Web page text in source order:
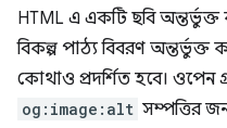
HTML এ একটি ছবি
বিকল্প পাঠ্য বিবরণ
কোথাও প্রদর্শিত হবে। ওপেন
og:image:alt সম্পত্তির